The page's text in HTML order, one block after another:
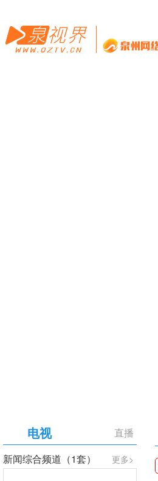
直播
电视
更多>
新闻综合频道（1套）